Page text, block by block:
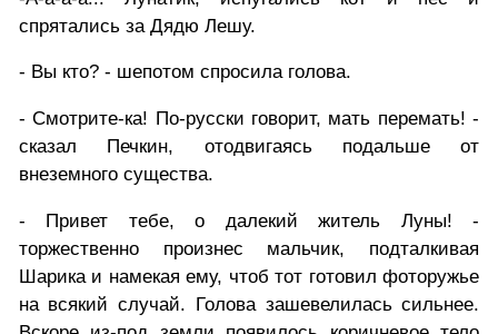
спрятались за Дядю Лешу.
- Вы кто? - шепотом спросила голова.
- Смотрите-ка! По-русски говорит, мать перемать! -
сказал Печкин, отодвигаясь подальше от
внеземного существа.
- Привет тебе, о далекий житель Луны! -
торжественно произнес мальчик, подталкивая
Шарика и намекая ему, чтоб тот готовил фоторужье
на всякий случай. Голова зашевелилась сильнее.